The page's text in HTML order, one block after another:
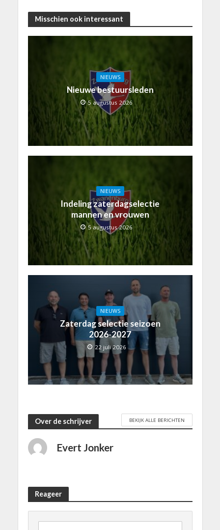
Misschien ook interessant
NIEUWS
Nieuwe bestuursleden
5 augustus 2026
NIEUWS
Indeling zaterdagselectie
mannen en vrouwen
5 augustus 2026
NIEUWS
Zaterdag selectie seizoen
2026-2027
22 juli 2026
Over de schrijver BEKIJK ALLE BERICHTEN
Evert Jonker
Reageer